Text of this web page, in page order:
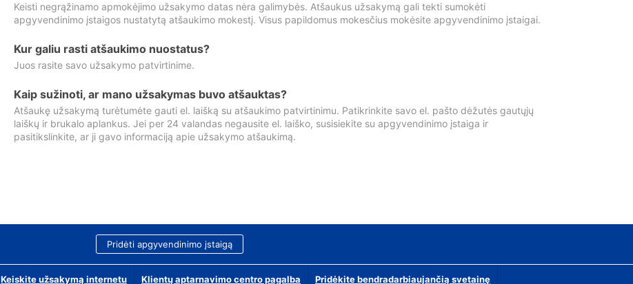
Keisti negrąžinamo apmokėjimo užsakymo datas nėra galimybės. Atšaukus užsakymą gali tekti sumokėti
apgyvendinimo įstaigos nustatytą atšaukimo mokestį. Visus papildomus mokesčius mokėsite apgyvendinimo įstaigai.
Kur galiu rasti atšaukimo nuostatus?
Juos rasite savo užsakymo patvirtinime.
Kaip sužinoti, ar mano užsakymas buvo atšauktas?
Atšaukę užsakymą turėtumėte gauti el. laišką su atšaukimo patvirtinimu. Patikrinkite savo el. pašto dėžutės gautųjų
laiškų ir brukalo aplankus. Jei per 24 valandas negausite el. laiško, susisiekite su apgyvendinimo įstaiga ir
pasitikslinkite, ar ji gavo informaciją apie užsakymo atšaukimą.
Pridėti apgyvendinimo įstaigą
Keiskite užsakymą internetu Klientų aptarnavimo centro pagalba Pridėkite bendradarbiaujančią svetainę